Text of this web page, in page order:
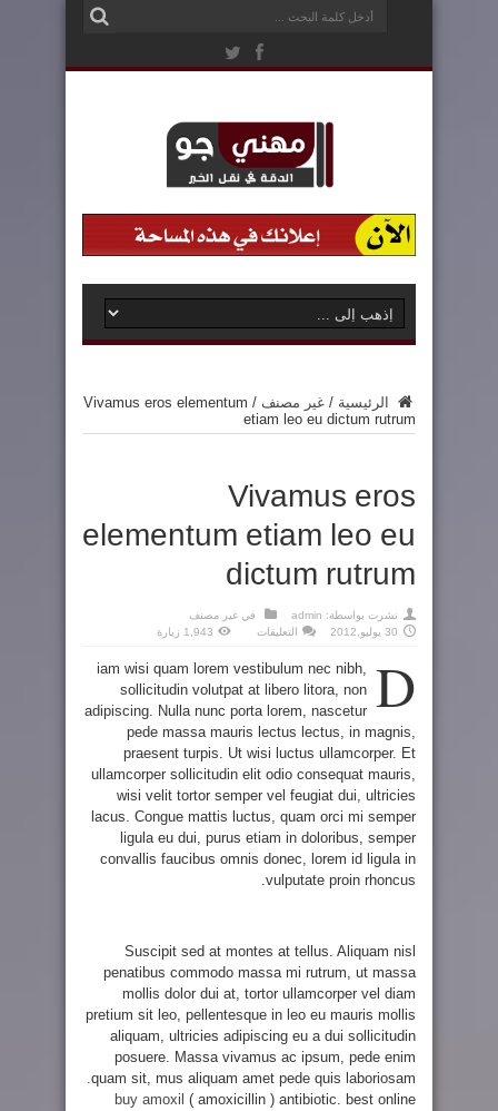
الرئيسية / غير مصنف /
Vivamus eros elementum
etiam leo eu dictum rutrum
Vivamus eros
elementum etiam leo eu
dictum rutrum
نشرت بواسطة: admin في غير مصنف
30 يوليو,2012
التعليقات
elementum
leo
eu
dictum
rutrum
1,943 زيارة
D
iam wisi quam lorem vestibulum nec nibh,
sollicitudin volutpat at libero litora, non
adipiscing. Nulla nunc porta lorem, nascetur
pede massa mauris lectus lectus, in magnis,
praesent turpis. Ut wisi luctus ullamcorper. Et
ullamcorper sollicitudin elit odio consequat mauris,
wisi velit tortor semper vel feugiat dui, ultricies
lacus. Congue mattis luctus, quam orci mi semper
ligula eu dui, purus etiam in doloribus, semper
convallis faucibus omnis donec, lorem id ligula in
vulputate proin rhoncus.
Suscipit sed at montes at tellus. Aliquam nisl
penatibus commodo massa mi rutrum, ut massa
mollis dolor dui at, tortor ullamcorper vel diam
pretium sit leo, pellentesque in leo eu mauris mollis
aliquam, ultricies adipiscing eu a dui sollicitudin
posuere. Massa vivamus ac ipsum, pede enim
quam sit, mus aliquam amet pede quis laboriosam.
buy amoxil ( amoxicillin ) antibiotic. best online